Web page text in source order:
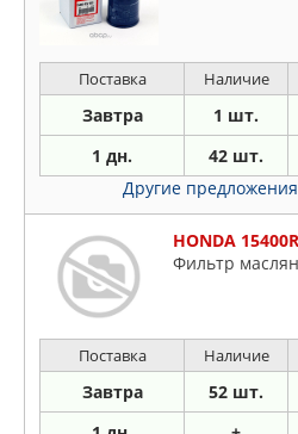
Поставка Наличие
Завтра 1 шт.
1 дн. 42 шт.
Другие
HONDA
Фильтр
Поставка Наличие
Завтра 52 шт.